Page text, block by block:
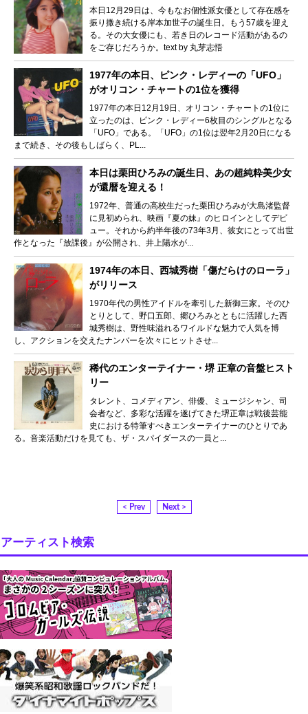
本日12月29日は、今もなお個性派女優として存在感を
振り撒き続ける岸本加世子の誕生日。もう57歳を迎え
る。その大女優にも、若き日のレコード活動があるの
をご存じだろうか。text by 丸芽志悟
1977年の本日、ピンク・レディーの「UFO」
がオリコン・チャートの1位を獲得
1977年の本日12月19日、オリコン・チャートの1位に
立ったのは、ピンク・レディー6枚目のシングルとなる
「UFO」である。「UFO」の1位は翌年2月20日になる
まで続き、その後もしばらく、PL...
本日は栗田ひろみの誕生日、あの超純粋美少女
が還暦を迎える！
1972年、普通の高校生だった栗田ひろみが大島渚監督
に見初められ、映画『夏の妹』のヒロインとしてデビ
ュー。それから約半年後の73年3月、彼女にとって出世
作となった『放課後』が公開され、井上陽水が...
1974年の本日、西城秀樹「傷だらけのローラ」
がリリース
1970年代の男性アイドルを牽引した新御三家。そのひ
とりとして、野口五郎、郷ひろみとともに活躍した西
城秀樹は、野性味溢れるワイルドな魅力で人気を博
し、アクションを交えたナンバーを次々にヒットさせ...
稀代のエンターテイナー・堺 正章の音盤ヒスト
リー
タレント、コメディアン、俳優、ミュージシャン、司
会者など、多彩な活躍を遂げてきた堺正章は戦後芸能
史における特筆すべきエンターテイナーのひとりであ
る。音楽活動だけを見ても、ザ・スパイダースの一員と...
< Prev Next >
アーティスト検索